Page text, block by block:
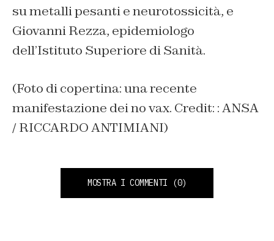
su metalli pesanti e neurotossicità, e
Giovanni Rezza, epidemiologo
dell’Istituto Superiore di Sanità.
(Foto di copertina: una recente
manifestazione dei no vax. Credit: : ANSA
/ RICCARDO ANTIMIANI)
MOSTRA I COMMENTI (0)